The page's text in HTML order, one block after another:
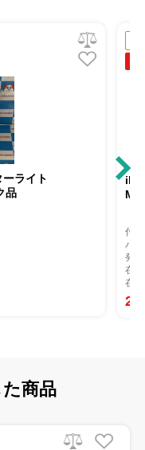
イト
付属
バッ
発売
在庫数
在庫
商品